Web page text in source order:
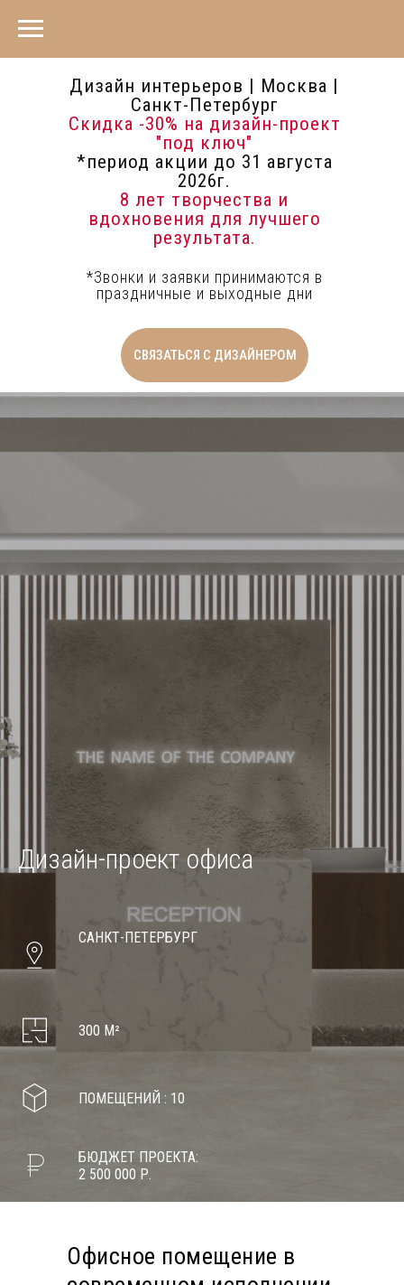
СВЯЗАТЬСЯ С ДИЗАЙНЕРОМ
*Звонки и заявки принимаются в
праздничные и выходные дни
Дизайн интерьеров | Москва |
Санкт-Петербург
Скидка -30% на дизайн-проект
"под ключ"
*период акции до 31 августа
2026г.
8 лет творчества и
вдохновения для лучшего
результата.
Дизайн-проект офиса
САНКТ-ПЕТЕРБУРГ
300 М²
ПОМЕЩЕНИЙ : 10
БЮДЖЕТ ПРОЕКТА:
2 500 000 Р.
Офисное помещение в